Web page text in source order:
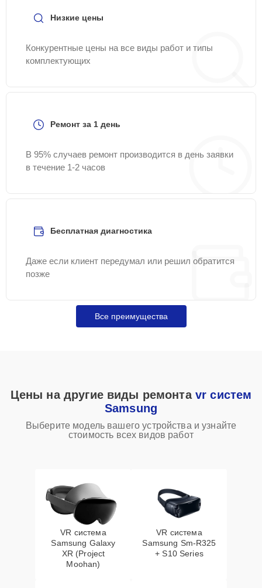
Низкие цены
Конкурентные цены на все виды работ и типы
комплектующих
Ремонт за 1 день
В 95% случаев ремонт производится в день заявки
в течение 1-2 часов
Бесплатная диагностика
Даже если клиент передумал или решил обратится
позже
Все преимущества
Цены на другие виды ремонта vr систем
Samsung
Выберите модель вашего устройства и узнайте
стоимость всех видов работ
VR система
Samsung Galaxy
XR (Project
Moohan)
VR система
Samsung Sm-R325
+ S10 Series